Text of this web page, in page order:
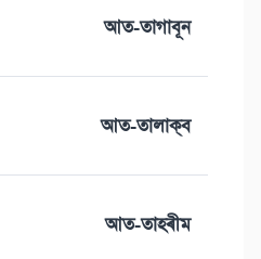
আত-তাগাবূন
আত-তালাক্ব
আত-তাহৰীম